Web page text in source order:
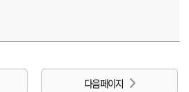
다음 페이지